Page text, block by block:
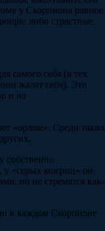
у Скорпиона равное
либо страстные
самого себя (в тех
жалят себя). Эти
и на
«орлом». Среди таких
собственно
у «серых ящериц» он
но не стремятся как-
в каждом Скорпионе